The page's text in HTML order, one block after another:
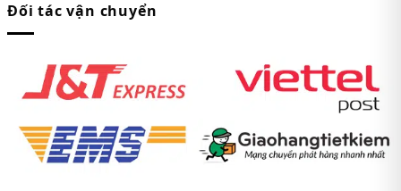
Đối tác vận chuyển